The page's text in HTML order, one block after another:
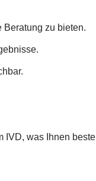
Beratung zu bieten.
IVD, was Ihnen beste